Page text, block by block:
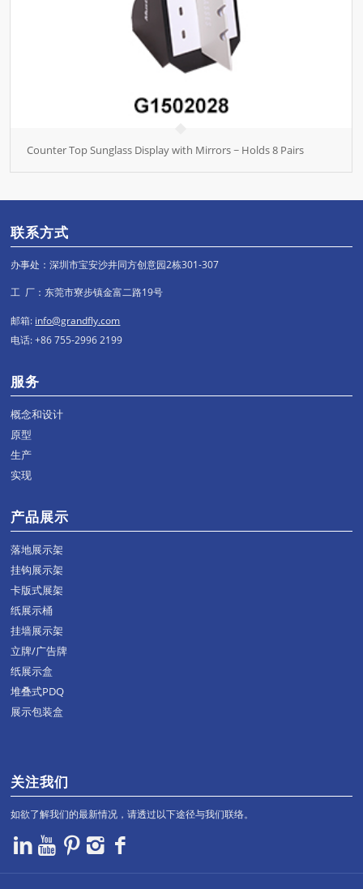
Counter Top Sunglass Display with Mirrors ~ Holds 8 Pairs
联系方式
办事处：深圳市宝安沙井同方创意园2栋301-307
工 厂：东莞市寮步镇金富二路19号
邮箱: info@grandfly.com
电话: +86 755-2996 2199
服务
概念和设计
原型
生产
实现
产品展示
落地展示架
挂钩展示架
卡版式展架
纸展示桶
挂墙展示架
立牌/广告牌
纸展示盒
堆叠式PDQ
展示包装盒
关注我们
如欲了解我们的最新情况，请透过以下途径与我们联络。